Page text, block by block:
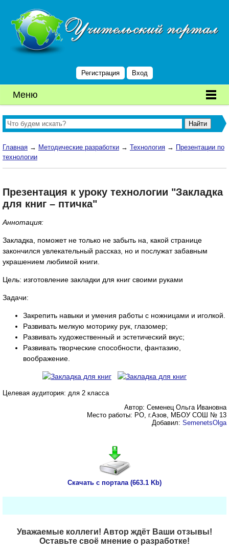
Регистрация Вход
Меню
Главная → Методические разработки → Технология → Презентации по
технологии
Презентация к уроку технологии "Закладка
для книг – птичка"
Аннотация:
Закладка, поможет не только не забыть на, какой странице
закончился увлекательный рассказ, но и послужат забавным
украшением любимой книги.
Цель: изготовление закладки для книг своими руками
Задачи:
Закрепить навыки и умения работы с ножницами и иголкой.
Развивать мелкую моторику рук, глазомер;
Развивать художественный и эстетический вкус;
Развивать творческие способности, фантазию,
воображение.
Целевая аудитория: для 2 класса
Автор: Семенец Ольга Ивановна
Место работы: РО, г.Азов, МБОУ СОШ № 13
Добавил: SemenetsOlga
Скачать с портала (663.1 Kb)
Уважаемые коллеги! Автор ждёт Ваши отзывы!
Оставьте своё мнение о разработке!